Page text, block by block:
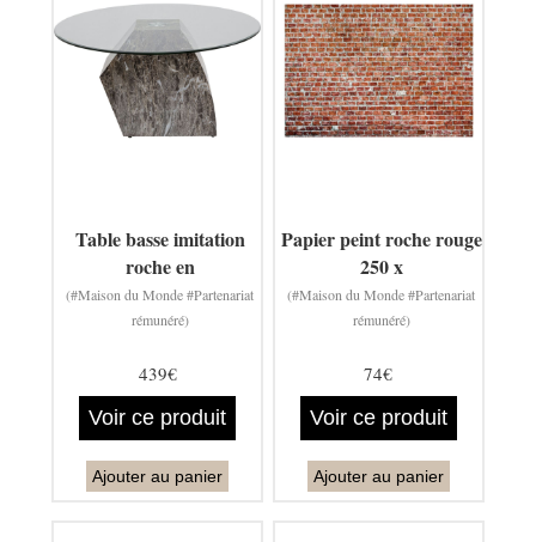
Table basse imitation
roche en
(#Maison du Monde #Partenariat
rémunéré)
439€
Voir ce produit
Ajouter au panier
Papier peint roche rouge
250 x
(#Maison du Monde #Partenariat
rémunéré)
74€
Voir ce produit
Ajouter au panier